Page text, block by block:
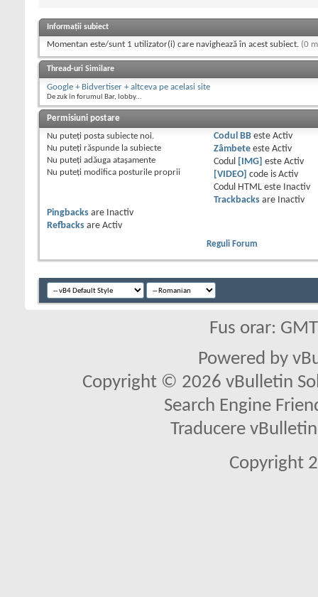
Informații subiect
Momentan este/sunt 1 utilizator(i) care navighează în acest subiect. (0
Thread-uri Similare
Google + Bidvertiser + altceva pe acelasi site
De zuk în forumul Bar, lobby...
Permisiuni postare
Nu puteţi posta subiecte noi.
Nu puteţi răspunde la subiecte
Nu puteţi adăuga ataşamente
Nu puteţi modifica posturile proprii
Codul BBeste Activ
Zâmbeteeste Activ
Codul
[IMG] este Activ
[VIDEO] code is Activ
Codul HTML este
Inactiv
Trackbacksare
Inactiv
Pingbacks are
Inactiv
Refbacks are Activ
Reguli Forum
Fus orar:
Powered by
Copyright © 2026 vBulletin
Search Engine
Traducere
Copyright